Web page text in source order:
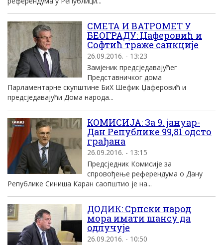
СМЕТА И ВАТРОМЕТ У
БЕОГРАДУ: Џаферовић и
Софтић траже санкције
26.09.2016. - 13:23
Замјеник предсједавајућег
Представничког дома
Парламентарне скупштине БиХ Шефик Џаферовић и
предсједавајући Дома народа...
КОМИСИЈА: За 9. јануар-
Дан Републике 99,81 одсто
грађана
26.09.2016. - 13:15
Предсједник Комисије за
спровођење референдума о Дану
Републике Синиша Каран саопштио је на...
ДОДИК: Српски народ
мора имати шансу да
одлучуjе
26.09.2016. - 10:50